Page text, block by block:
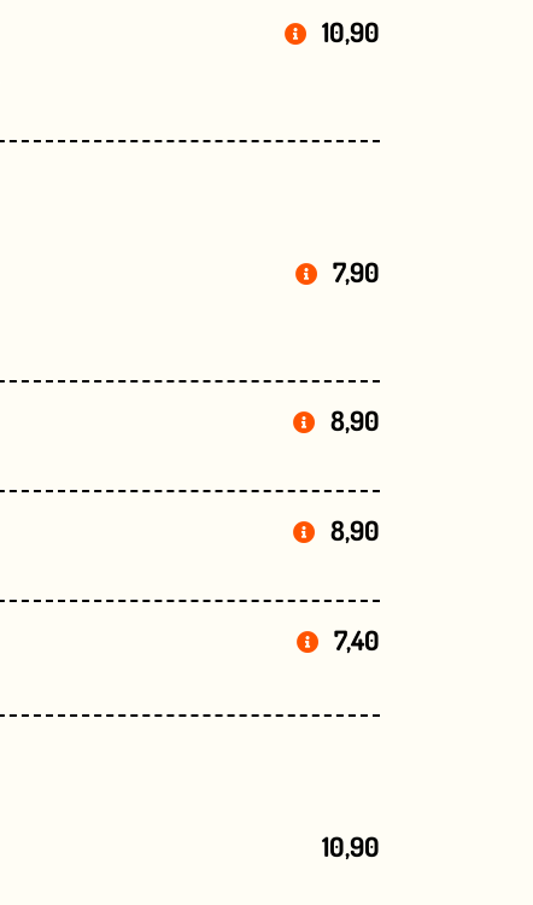
10,90
7,90
8,90
8,90
7,40
10,90